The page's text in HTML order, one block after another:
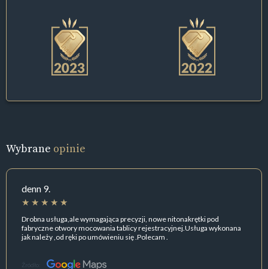
Wybrane opinie
denn 9.
Drobna usługa,ale wymagająca precyzji, nowe nitonakrętki pod
fabryczne otwory mocowania tablicy rejestracyjnej.Usługa wykonana
jak należy ,od ręki po umówieniu się .Polecam .
Źródło: